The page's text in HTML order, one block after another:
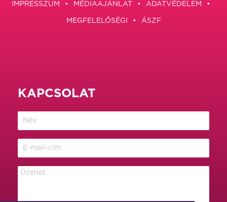
IMPRESSZUM MÉDIAAJÁNLAT ADATVÉDELEM
MEGFELELŐSÉGI ÁSZF
KAPCSOLAT